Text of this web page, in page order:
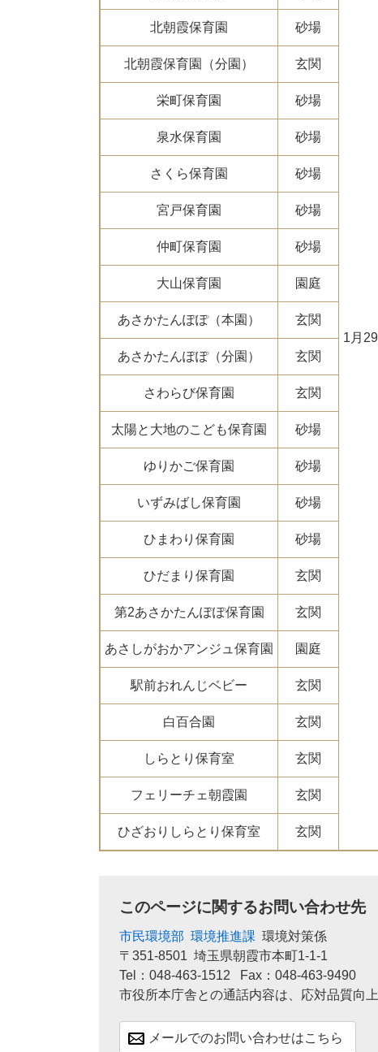
1月
北朝霞保育園 砂場
北朝霞保育園（分園） 玄関
栄町保育園 砂場
泉水保育園 砂場
さくら保育園 砂場
宮戸保育園 砂場
仲町保育園 砂場
大山保育園 園庭
あさかたんぽぽ（本園） 玄関
あさかたんぽぽ（分園） 玄関
さわらび保育園 玄関
太陽と大地のこども保育園 砂場
ゆりかご保育園 砂場
いずみばし保育園 砂場
ひまわり保育園 砂場
ひだまり保育園 玄関
第2あさかたんぽぽ保育園 玄関
あさしがおかアンジュ保育園 園庭
駅前おれんじベビー 玄関
白百合園 玄関
しらとり保育室 玄関
フェリーチェ朝霞園 玄関
ひざおりしらとり保育室 玄関
このページに関するお問い合わせ先
市民環境部 環境推進課 環境対策係
〒351-8501 埼玉県朝霞市本町1-1-1
Tel：048-463-1512
Fax：048-463-9490
市役所本庁舎との通話内容は、応対品質向
メールでのお問い合わせはこちら